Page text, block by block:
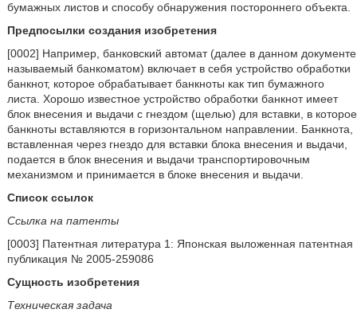
бумажных листов и способу обнаружения постороннего объекта.
Предпосылки создания изобретения
[0002] Например, банковский автомат (далее в данном документе
называемый банкоматом) включает в себя устройство обработки
банкнот, которое обрабатывает банкноты как тип бумажного
листа. Хорошо известное устройство обработки банкнот имеет
блок внесения и выдачи с гнездом (щелью) для вставки, в которое
банкноты вставляются в горизонтальном направлении. Банкнота,
вставленная через гнездо для вставки блока внесения и выдачи,
подается в блок внесения и выдачи транспортировочным
механизмом и принимается в блоке внесения и выдачи.
Список ссылок
Ссылка на патенты
[0003] Патентная литература 1: Японская выложенная патентная
публикация № 2005-259086
Сущность изобретения
Техническая задача